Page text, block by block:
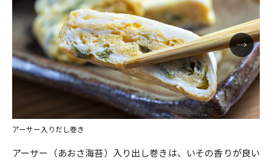
アーサー入りだし巻き
アーサー（あおさ海苔）入り出し巻きは、いその香りが良い